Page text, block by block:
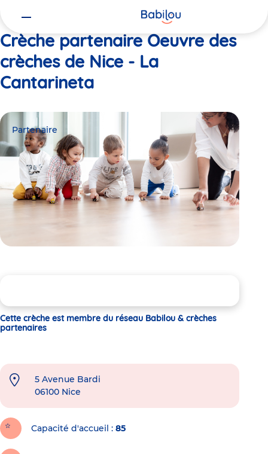
Crèche partenaire Oeuvre des
crèches de Nice - La
Cantarineta
Partenaire
Cette crèche est membre du réseau Babilou & crèches
partenaires
5 Avenue Bardi
06100 Nice
Capacité d'accueil 85